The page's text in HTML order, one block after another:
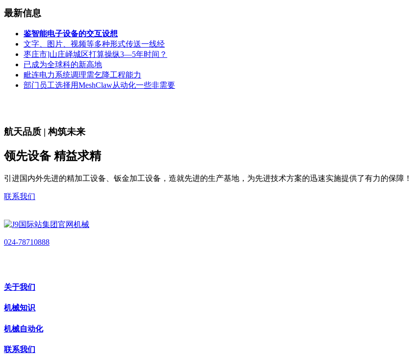
最新信息
鉴智能电子设备的交互设想
文字、图片、视频等多种形式传送一线经
枣庄市]山庄峄城区打算操纵3—5年时间？
已成为全球科的新高地
毗连电力系统调理需乞降工程能力
部门员工选择用MeshClaw从动化一些非需要
航天品质 | 构筑未来
领先设备 精益求精
引进国内外先进的精加工设备、钣金加工设备，造就先进的生产基地，为先进技术方案的迅速实施提供了有力的保障！
联系我们
024-78710888
关于我们
机械知识
机械自动化
联系我们